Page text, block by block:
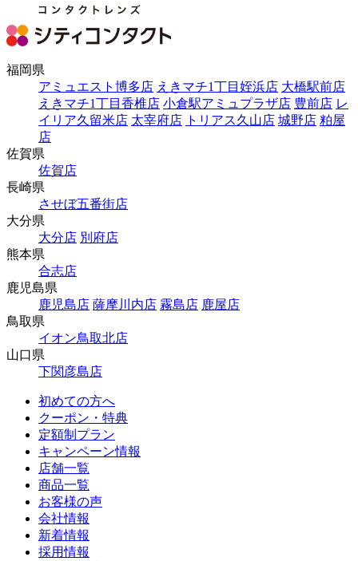
福岡県
アミュエスト博多店 えきマチ1丁目姪浜店 大橋駅前店
えきマチ1丁目香椎店 小倉駅アミュプラザ店 豊前店 レ
イリア久留米店 太宰府店 トリアス久山店 城野店 粕屋
店
佐賀県
佐賀店
長崎県
させぼ五番街店
大分県
大分店 別府店
熊本県
合志店
鹿児島県
鹿児島店 薩摩川内店 霧島店 鹿屋店
鳥取県
イオン鳥取北店
山口県
下関彦島店
初めての方へ
クーポン・特典
定額制プラン
キャンペーン情報
店舗一覧
商品一覧
お客様の声
会社情報
新着情報
採用情報